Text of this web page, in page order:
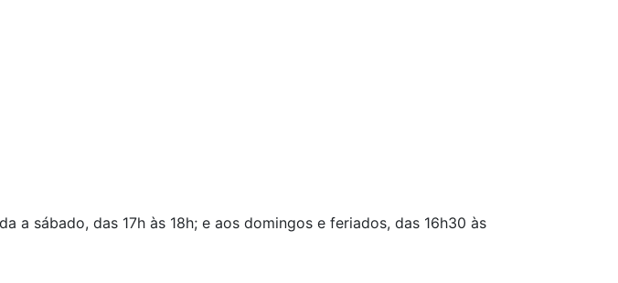
a sábado, das 17h às 18h; e aos domingos e feriados, das 16h30 às